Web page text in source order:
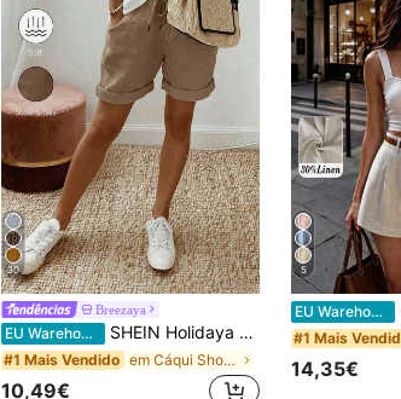
30
Breezaya
EU Warehouse SHEIN Holidaya Shorts femininos de linho, modelo casual de verão, com cordão na cintura e barra dobrada. Confeccionados em tecido texturizado de linho, possuem cintura elástica com cordão e detalhes de barra dobrada, oferecendo um visual descontraído e elegante. Ideais para o dia a dia, férias ou ocasiões casuais. Uma peça versátil na categoria de shorts casuais com cordão, calças elegantes na cor cáqui e calças folgadas que afinam a silhueta.
#1 Mais Vendido em Cáqui Shorts Femininos
10,49€
5
EU Warehouse
#1 Mais
14,35€